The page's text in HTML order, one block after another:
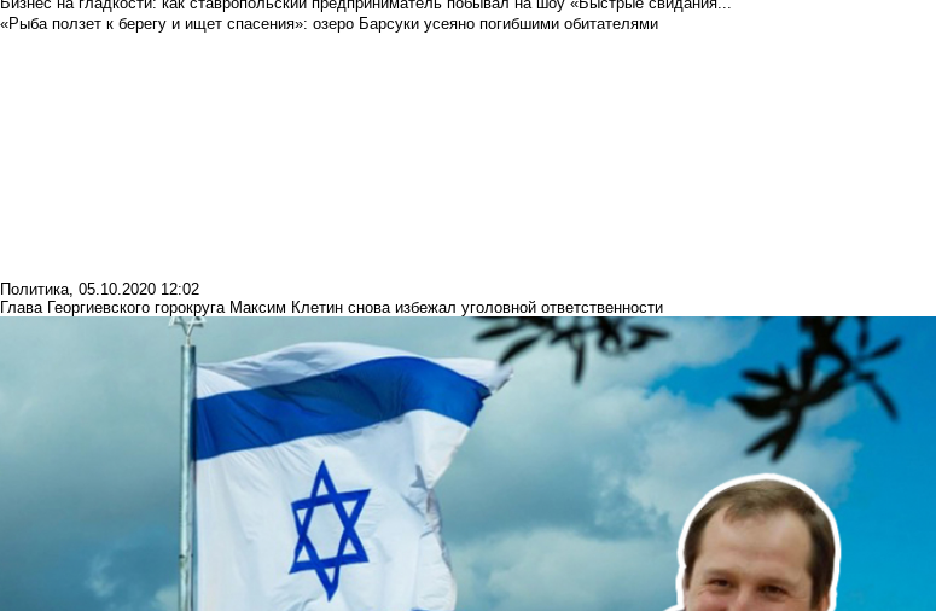
«Рыба ползет к берегу и ищет спасения»: озеро Барсуки усеяно погибшими обитателями
Политика, 05.10.2020 12:02
Глава Георгиевского горокруга Максим Клетин снова избежал уголовной ответственности